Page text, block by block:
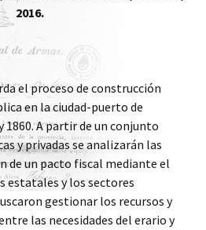
2016.
el proceso de construcción
en la ciudad-puerto de
1860. A partir de un conjunto
y privadas se analizarán las
de un pacto fiscal mediante el
estatales y los sectores
gestionar los recursos y
las necesidades del erario y